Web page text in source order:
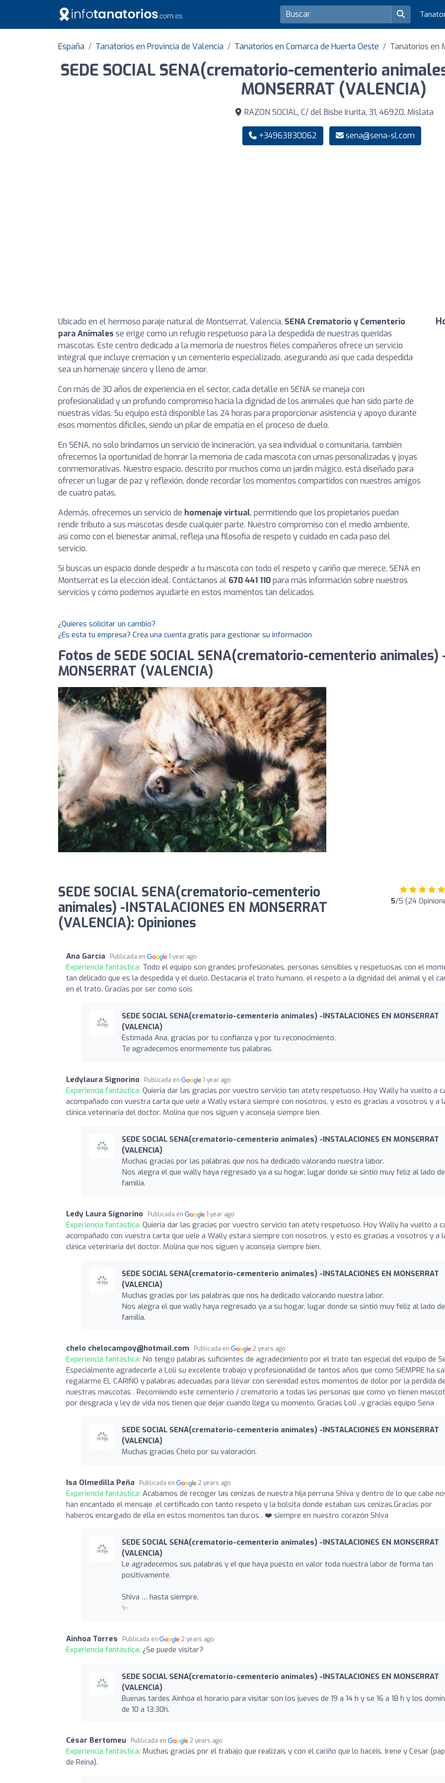
España Tanatorios en Provincia de Valencia Tanatorios en Comarca de Huerta Oeste Tanatorios en
SEDE SOCIAL SENA(crematorio-cementerio
MONSERRAT (VALENCIA)
RAZON SOCIAL, C/ del Bisbe Irurita, 31, 46920, Mislata
+34963830062 sena@sena-sl.com
Ubicado en el hermoso paraje natural de Montserrat, Valencia, SENA Crematorio y Cementerio
para Animales se erige como un refugio respetuoso para la despedida de nuestras queridas
mascotas. Este centro dedicado a la memoria de nuestros fieles compañeros ofrece un servicio
integral que incluye cremación y un cementerio especializado, asegurando así que cada despedida
sea un homenaje sincero y lleno de amor.
Con más de 30 años de experiencia en el sector, cada detalle en SENA se maneja con
profesionalidad y un profundo compromiso hacia la dignidad de los animales que han sido parte de
nuestras vidas. Su equipo está disponible las 24 horas para proporcionar asistencia y apoyo durante
esos momentos difíciles, siendo un pilar de empatía en el proceso de duelo.
En SENA, no solo brindamos un servicio de incineración, ya sea individual o comunitaria, también
ofrecemos la oportunidad de honrar la memoria de cada mascota con urnas personalizadas y joyas
conmemorativas. Nuestro espacio, descrito por muchos como un jardín mágico, está diseñado para
ofrecer un lugar de paz y reflexión, donde recordar los momentos compartidos con nuestros amigos
de cuatro patas.
Además, ofrecemos un servicio de homenaje virtual, permitiendo que los propietarios puedan
rendir tributo a sus mascotas desde cualquier parte. Nuestro compromiso con el medio ambiente,
así como con el bienestar animal, refleja una filosofía de respeto y cuidado en cada paso del
servicio.
Si buscas un espacio donde despedir a tu mascota con todo el respeto y cariño que merece, SENA en
Montserrat es la elección ideal. Contáctanos al 670 441 110para más información sobre nuestros
servicios y cómo podemos ayudarte en estos momentos tan delicados.
¿Quieres solicitar un cambio?
¿Es esta tu empresa? Crea una cuenta gratis para gestionar su información
Fotos de SEDE SOCIAL SENA(crematorio-cementerio animales)
MONSERRAT (VALENCIA)
SEDE SOCIAL SENA(crematorio-cementerio
animales) -INSTALACIONES EN MONSERRAT
(VALENCIA): Opiniones
5/5 (24
Ana García Publicada en 1 year ago
Experiencia fantástica: Todo el equipo son grandes profesionales, personas sensibles y respetuosas con el
tan delicado que es la despedida y el duelo. Destacaría el trato humano, el respeto a la dignidad del animal y el
en el trato. Gracias por ser como sois
SEDE SOCIAL SENA(crematorio-cementerio animales) -INSTALACIONES EN MONSERRAT
(VALENCIA)
Estimada Ana, gracias por tu confianza y por tu reconocimiento.
Te agradecemos enormemente tus palabras.
Ledylaura Signorino Publicada en 1 year ago
Experiencia fantástica: Quieria dar las gracias por vuestro servicio tan atety respetuoso. Hoy Wally ha vuelto a
acompañado con vuestra carta que uele a Wally estará siempre con nosotros, y esto es gracias a vosotros y a
clínica veterinaria del doctor. Molina que nos siguen y aconseja siempre bien.
SEDE SOCIAL SENA(crematorio-cementerio animales) -INSTALACIONES EN MONSERRAT
(VALENCIA)
Muchas gracias por las palabras que nos ha dedicado valorando nuestra labor.
Nos alegra el que wally haya regresado ya a su hogar, lugar donde se sintió muy feliz al lado
familia.
Ledy Laura Signorino Publicada en 1 year ago
Experiencia fantástica: Quieria dar las gracias por vuestro servicio tan atety respetuoso. Hoy Wally ha vuelto a
acompañado con vuestra carta que uele a Wally estará siempre con nosotros, y esto es gracias a vosotros y a
clínica veterinaria del doctor. Molina que nos siguen y aconseja siempre bien.
SEDE SOCIAL SENA(crematorio-cementerio animales) -INSTALACIONES EN MONSERRAT
(VALENCIA)
Muchas gracias por las palabras que nos ha dedicado valorando nuestra labor.
Nos alegra el que wally haya regresado ya a su hogar, lugar donde se sintió muy feliz al lado
familia.
chelo chelocampoy@hotmail.com Publicada en 2 years ago
Experiencia fantástica: No tengo palabras suficientes de agradecimiento por el trato tan especial del equipo de
Especialmente agradecerle a Loli su excelente trabajo y profesionalidad de tantos años que como SIEMPRE ha
regalarme EL CARIŇO y palabras adecuadas para llevar con serenidad estos momentos de dolor por la pérdida de
nuestras mascotas . Recomiendo este cementerio / crematorio a todas las personas que como yo tienen
por desgracia y ley de vida nos tienen que dejar cuando llega su momento. Gracias Loli ..y gracias equipo Sena
SEDE SOCIAL SENA(crematorio-cementerio animales) -INSTALACIONES EN MONSERRAT
(VALENCIA)
Muchas gracias Chelo por su valoración.
Isa Olmedilla Peña Publicada en 2 years ago
Experiencia fantástica: Acabamos de recoger las cenizas de nuestra hija perruna Shiva y dentro de lo que cabe
han encantado el mensaje ,el certificado con tanto respeto y la bolsita donde estaban sus cenizas.Gracias por
haberos encargado de ella en estos momentos tan duros . ❤️ siempre en nuestro corazón Shiva
SEDE SOCIAL SENA(crematorio-cementerio animales) -INSTALACIONES EN MONSERRAT
(VALENCIA)
Le agradecemos sus palabras y el que haya puesto en valor toda nuestra labor de forma tan
positivamente.
Shiva … hasta siempre.
✨
Ainhoa Torres Publicada en 2 years ago
Experiencia fantástica: ¿Se puede visitar?
SEDE SOCIAL SENA(crematorio-cementerio animales) -INSTALACIONES EN MONSERRAT
(VALENCIA)
Buenas tardes Ainhoa el horario para visitar son los jueves de 19 a 14 h y se 16 a 18 h y los
de 10 a 13:30h.
César Bertomeu Publicada en 2 years ago
Experiencia fantástica: Muchas gracias por el trabajo que realizais y con el cariño que lo hacéis, Irene y César
de Reina).